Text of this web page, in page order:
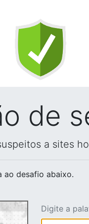
de
a sites
ao desafio abaixo.
Digite a